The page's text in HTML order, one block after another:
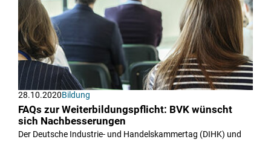
28.10.2020Bildung
FAQs zur Weiterbildungspflicht: BVK wünscht
sich Nachbesserungen
Der Deutsche Industrie- und Handelskammertag (DIHK) und